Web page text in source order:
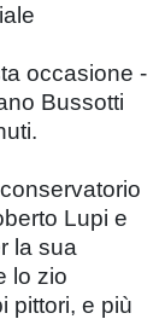
occasione -
Bussotti
Lupi e
la sua
lo zio
pittori, e più